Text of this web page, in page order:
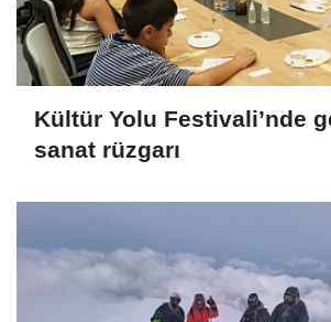
Kültür Yolu Festivali’nde
sanat rüzgarı